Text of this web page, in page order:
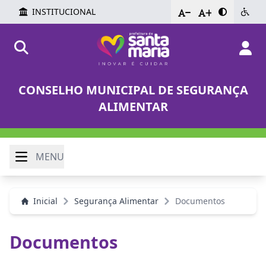
INSTITUCIONAL - +
CONSELHO MUNICIPAL DE SEGURANÇA
ALIMENTAR
MENU
Inicial Segurança Alimentar Documentos
Documentos